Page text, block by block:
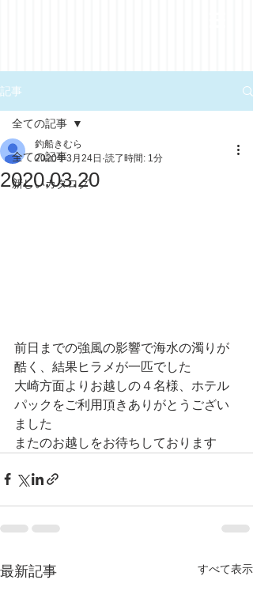
記事
全ての記事
新しいカタログ
全ての記事
2020.03.20
釣船きむら
2020年3月24日 読了時間: 1分
前日までの強風の影響で海水の濁りが
酷く、結果ヒラメが一匹でした
大崎方面よりお越しの４名様、ホテル
パックをご利用頂きありがとうござい
ました
またのお越しをお待ちしております
最新記事 すべて表示